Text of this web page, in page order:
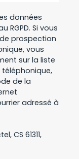
données
RGPD. Si vous
prospection
vous
sur la liste
de la
adressé à
CS 61311,